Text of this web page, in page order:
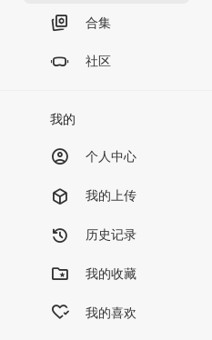
合集
社区
我的
个人中心
我的上传
历史记录
我的收藏
我的喜欢